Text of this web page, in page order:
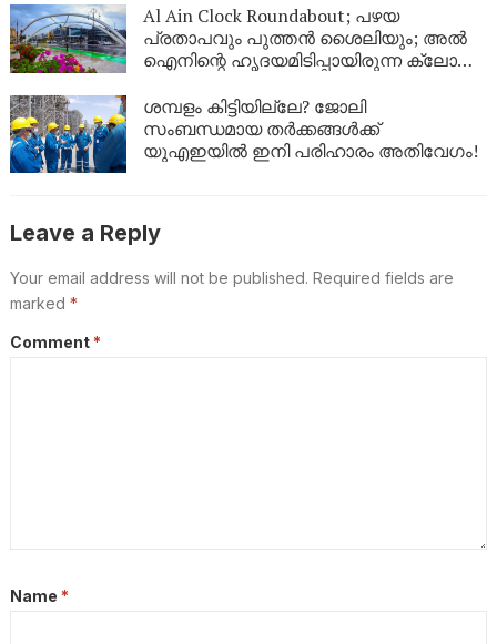
അറിയേണ്ടതെല്ലാം
Al Ain Clock Roundabout; പഴയ
പ്രതാപവും പുത്തൻ ശൈലിയും; അൽ
ഐനിന്റെ ഹൃദയമിടിപ്പായിരുന്ന ക്ലോക്ക്
ശമ്പളം കിട്ടിയില്ലേ? ജോലി
സംബന്ധമായ തർക്കങ്ങൾക്ക്
യുഎഇയിൽ ഇനി പരിഹാരം അതിവേഗം!
Leave a Reply
Your email address will not be published. Required fields are
marked *
Comment *
Name *